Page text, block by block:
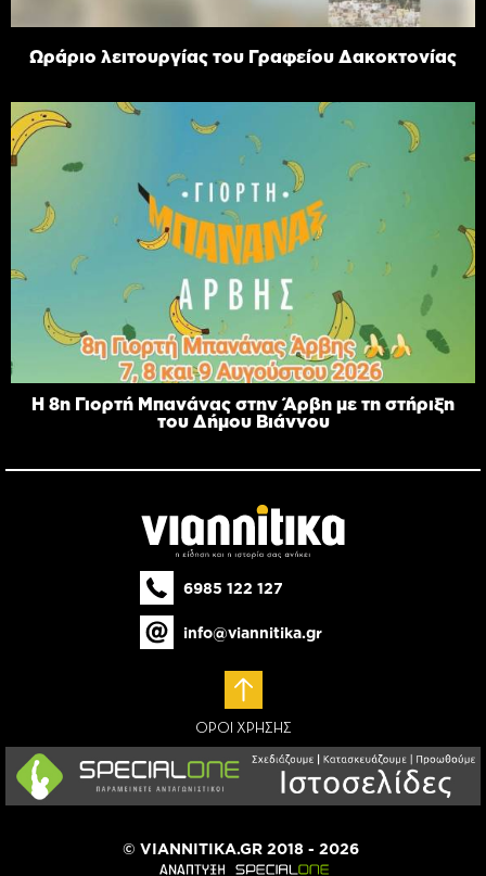
Ωράριο λειτουργίας του Γραφείου Δακοκτονίας
Η 8η Γιορτή Μπανάνας στην Άρβη με τη στήριξη
του Δήμου Βιάννου
6985 122 127
info@viannitika.gr
ΟΡΟΙ ΧΡΗΣΗΣ
© VIANNITIKA.GR 2018 - 2026